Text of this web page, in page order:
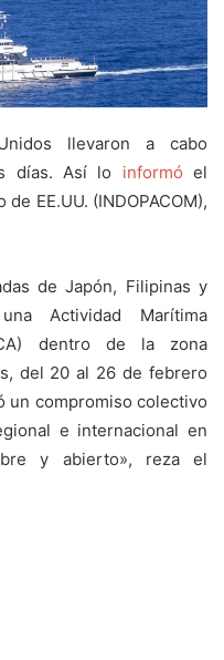
llevaron a cabo
días. Así lo informó el
EE.UU. (INDOPACOM),
de Japón, Filipinas y
Actividad Marítima
dentro de la zona
del 20 al 26 de febrero
un compromiso colectivo
e internacional en
y abierto», reza el